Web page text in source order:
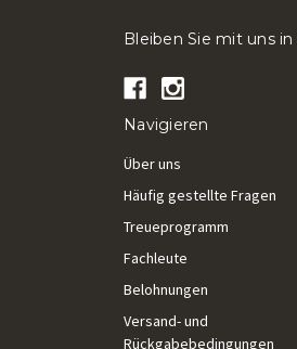
Bleiben Sie mit uns
Navigieren
Über uns
Häufig gestellte Fragen
Treueprogramm
Fachleute
Belohnungen
Versand- und
Rückgabebedingungen